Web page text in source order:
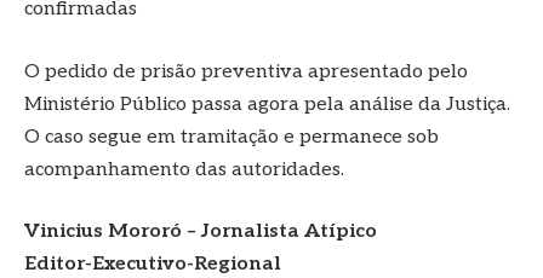
confirmadas
O pedido de prisão preventiva apresentado pelo
Ministério Público passa agora pela análise da Justiça.
O caso segue em tramitação e permanece sob
acompanhamento das autoridades.
Vinicius Mororó – Jornalista Atípico
Editor-Executivo-Regional